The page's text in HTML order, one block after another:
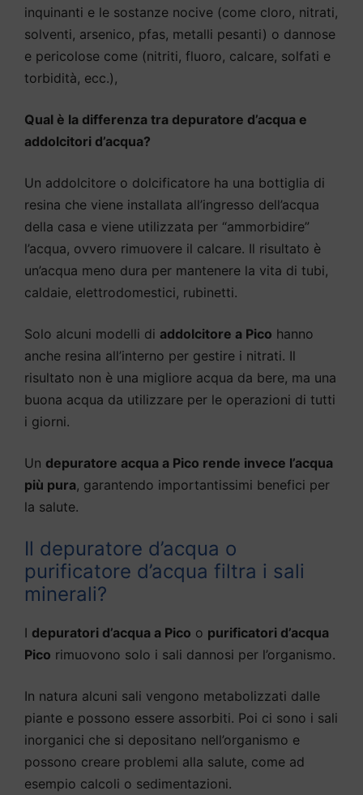
inquinanti e le sostanze nocive (come cloro, nitrati,
solventi, arsenico, pfas, metalli pesanti) o dannose
e pericolose come (nitriti, fluoro, calcare, solfati e
torbidità, ecc.),
Qual è la differenza tra depuratore d’acqua e
addolcitori d’acqua?
Un addolcitore o dolcificatore ha una bottiglia di
resina che viene installata all’ingresso dell’acqua
della casa e viene utilizzata per “ammorbidire”
l’acqua, ovvero rimuovere il calcare. Il risultato è
un’acqua meno dura per mantenere la vita di tubi,
caldaie, elettrodomestici, rubinetti.
Solo alcuni modelli di addolcitore a Pico hanno
anche resina all’interno per gestire i nitrati. Il
risultato non è una migliore acqua da bere, ma una
buona acqua da utilizzare per le operazioni di tutti
i giorni.
Un depuratore acqua a Pico rende invece l’acqua
più pura, garantendo importantissimi benefici per
la salute.
Il depuratore d’acqua o
purificatore d’acqua filtra i sali
minerali?
I depuratori d’acqua a Pico o purificatori d’acqua
Pico rimuovono solo i sali dannosi per l’organismo.
In natura alcuni sali vengono metabolizzati dalle
piante e possono essere assorbiti. Poi ci sono i sali
inorganici che si depositano nell’organismo e
possono creare problemi alla salute, come ad
esempio calcoli o sedimentazioni.